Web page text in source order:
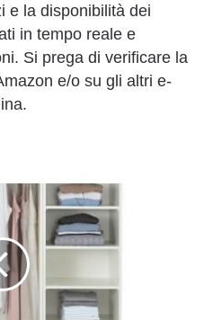
e la disponibilità dei
in tempo reale e
Si prega di verificare la
e/o su gli altri e-